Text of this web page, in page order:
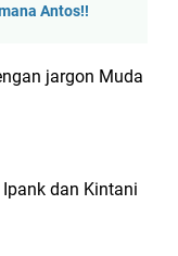
Antos!!
jargon Muda
dan Kintani